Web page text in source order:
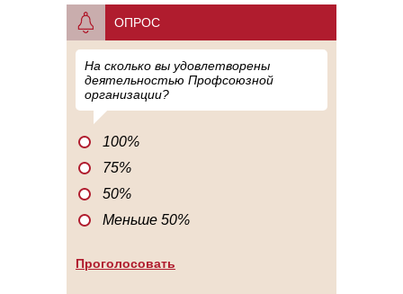
ОПРОС
На сколько вы удовлетворены
деятельностью Профсоюзной
организации?
100%
75%
50%
Меньше 50%